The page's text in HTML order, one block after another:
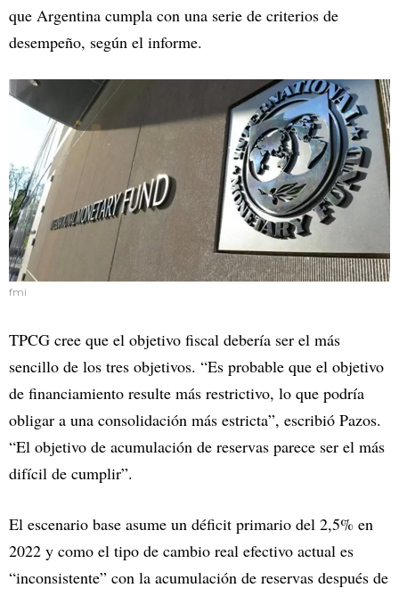
que Argentina cumpla con una serie de criterios de
desempeño, según el informe.
fmi
TPCG cree que el objetivo fiscal debería ser el más
sencillo de los tres objetivos. “Es probable que el objetivo
de financiamiento resulte más restrictivo, lo que podría
obligar a una consolidación más estricta”, escribió Pazos.
“El objetivo de acumulación de reservas parece ser el más
difícil de cumplir”.
El escenario base asume un déficit primario del 2,5% en
2022 y como el tipo de cambio real efectivo actual es
“inconsistente” con la acumulación de reservas después de